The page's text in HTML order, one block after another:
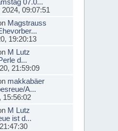
09:07:51
Magstrauss
19:20:13
M Lutz
d...
21:59:09
makkabäer
A...
15:56:02
M Lutz
ist d...